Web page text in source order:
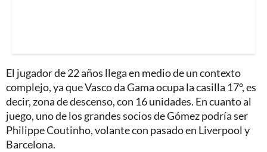
El jugador de 22 años llega en medio de un contexto
complejo, ya que Vasco da Gama ocupa la casilla 17°, es
decir, zona de descenso, con 16 unidades. En cuanto al
juego, uno de los grandes socios de Gómez podría ser
Philippe Coutinho, volante con pasado en Liverpool y
Barcelona.